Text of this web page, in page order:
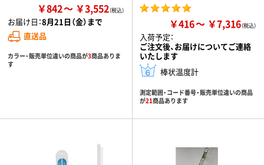
￥842 ￥3,552
お届け日：8月21日（金）まで
直送品
カラー・販売単位違いの商品が3商品ありま
す
￥416 ￥7,316
入荷予定：
ご注文後、お届けについてご連絡
いたします
棒状温度計
測定範囲・コード番号・販売単位違いの商品
が21商品あります